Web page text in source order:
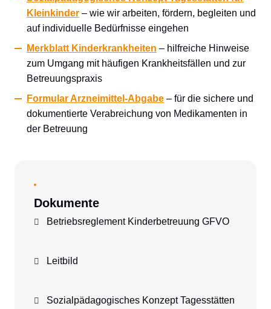
Kleinkinder – wie wir arbeiten, fördern, begleiten und
auf individuelle Bedürfnisse eingehen
Merkblatt Kinderkrankheiten – hilfreiche Hinweise
zum Umgang mit häufigen Krankheitsfällen und zur
Betreuungspraxis
Formular Arzneimittel-Abgabe – für die sichere und
dokumentierte Verabreichung von Medikamenten in
der Betreuung
Dokumente
Betriebsreglement Kinderbetreuung GFVO
Leitbild
Sozialpädagogisches Konzept Tagesstätten